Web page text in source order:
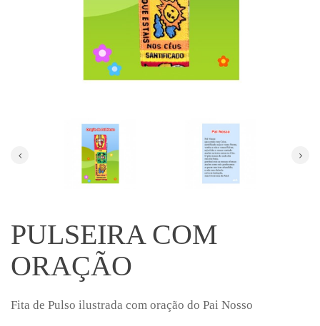
PULSEIRA COM
ORAÇÃO
Fita de Pulso ilustrada com oração do Pai Nosso